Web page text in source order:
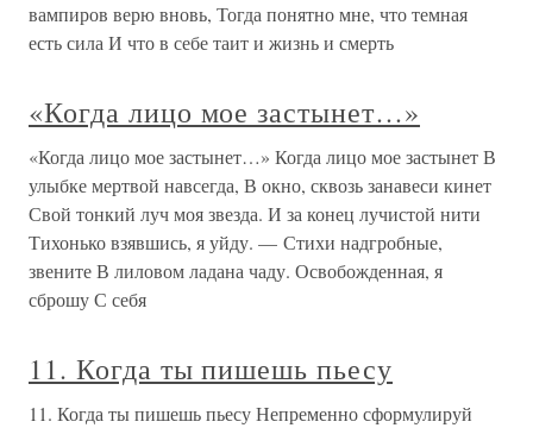
вампиров верю вновь, Тогда понятно мне, что темная
есть сила И что в себе таит и жизнь и смерть
«Когда лицо мое застынет…»
«Когда лицо мое застынет…» Когда лицо мое застынет В
улыбке мертвой навсегда, В окно, сквозь занавеси кинет
Свой тонкий луч моя звезда. И за конец лучистой нити
Тихонько взявшись, я уйду. — Стихи надгробные,
звените В лиловом ладана чаду. Освобожденная, я
сброшу С себя
11. Когда ты пишешь пьесу
11. Когда ты пишешь пьесу Непременно сформулируй